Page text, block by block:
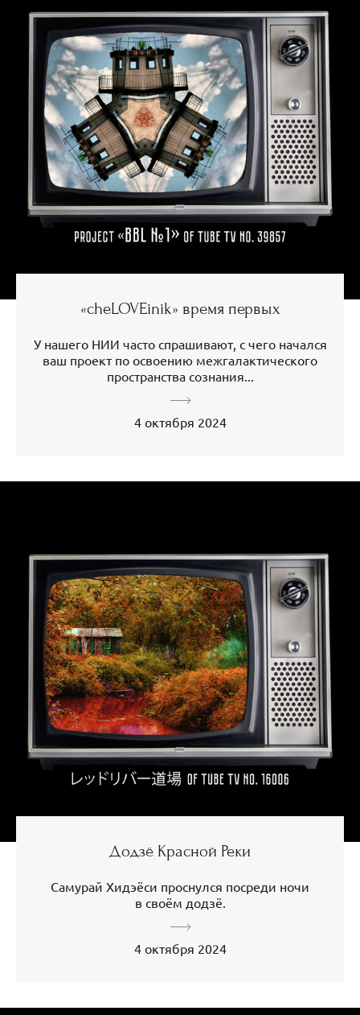
«cheLOVEinik» время первых
У нашего НИИ часто спрашивают, с чего начался
ваш проект по освоению межгалактического
пространства сознания...
4 октября 2024
Додзё Красной Реки
Самурай Хидэёси проснулся посреди ночи
в своём додзё.
4 октября 2024